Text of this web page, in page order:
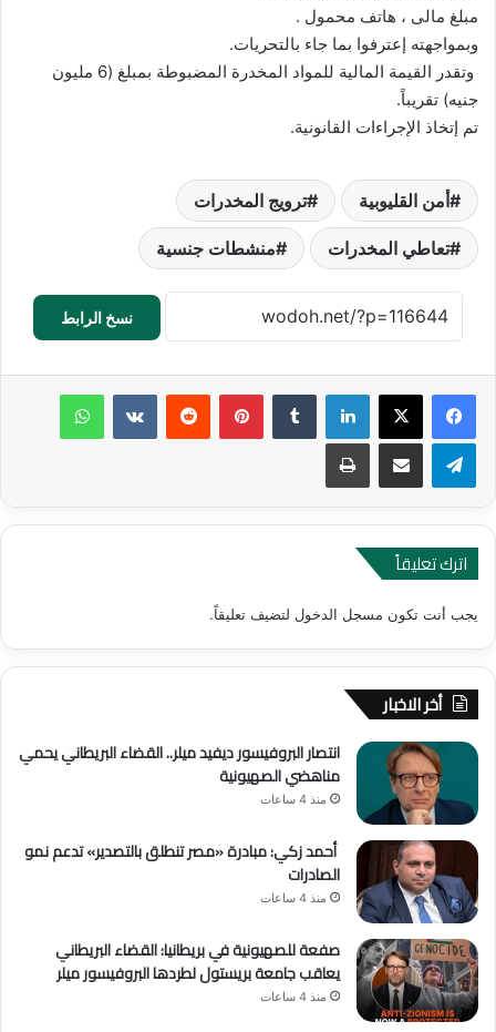
مبلغ مالى ، هاتف محمول .
وبمواجهته إعترفوا بما جاء بالتحريات.
وتقدر القيمة المالية للمواد المخدرة المضبوطة بمبلغ (6 مليون
جنيه) تقريباً.
تم إتخاذ الإجراءات القانونية.
أمن القليوبية ترويج المخدرات
تعاطي المخدرات منشطات جنسية
نسخ الرابط
لينكدإن بينتيريست
اترك تعليقاً
يجب أنت تكون مسجل الدخول لتضيف تعليقاً.
أخر الاخبار
انتصار البروفيسور ديفيد ميلر.. القضاء البريطاني يحمي
مناهضي الصهيونية
منذ 4 ساعات
أحمد زكي: مبادرة «مصر تنطلق بالتصدير» تدعم نمو
الصادرات
منذ 4 ساعات
صفعة للصهيونية في بريطانيا: القضاء البريطاني
يعاقب جامعة بريستول لطردها البروفيسور ميلر
منذ 4 ساعات